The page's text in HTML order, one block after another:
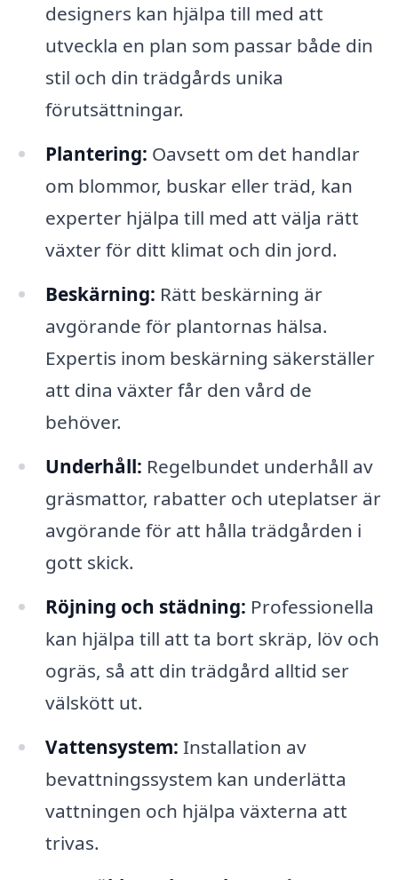
designers kan hjälpa till med att
utveckla en plan som passar både din
stil och din trädgårds unika
förutsättningar.
Plantering: Oavsett om det handlar
om blommor, buskar eller träd, kan
experter hjälpa till med att välja rätt
växter för ditt klimat och din jord.
Beskärning: Rätt beskärning är
avgörande för plantornas hälsa.
Expertis inom beskärning säkerställer
att dina växter får den vård de
behöver.
Underhåll: Regelbundet underhåll av
gräsmattor, rabatter och uteplatser är
avgörande för att hålla trädgården i
gott skick.
Röjning och städning: Professionella
kan hjälpa till att ta bort skräp, löv och
ogräs, så att din trädgård alltid ser
välskött ut.
Vattensystem: Installation av
bevattningssystem kan underlätta
vattningen och hjälpa växterna att
trivas.